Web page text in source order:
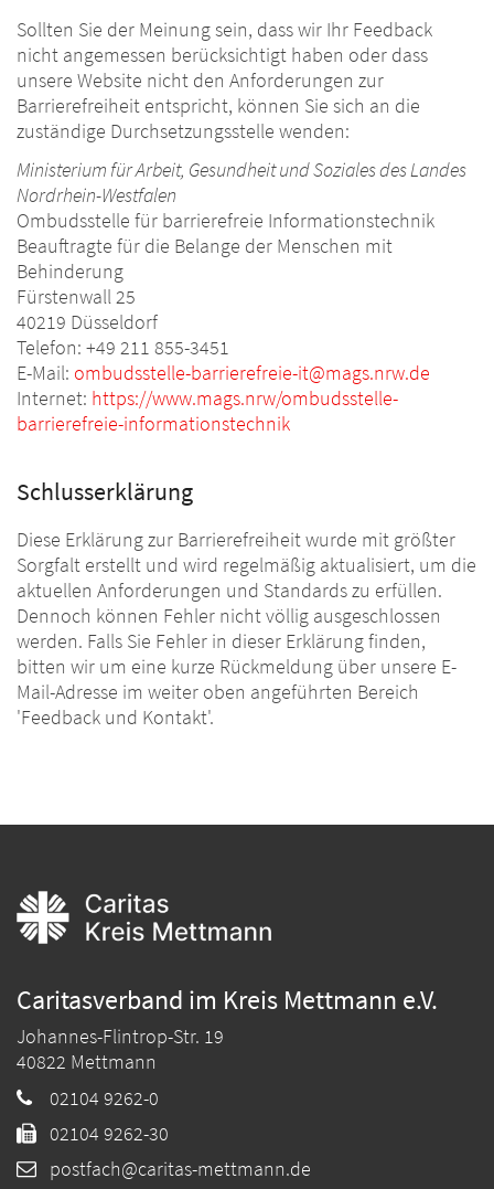
Sollten Sie der Meinung sein, dass wir Ihr Feedback
nicht angemessen berücksichtigt haben oder dass
unsere Website nicht den Anforderungen zur
Barrierefreiheit entspricht, können Sie sich an die
zuständige Durchsetzungsstelle wenden:
Ministerium für Arbeit, Gesundheit und Soziales des Landes
Nordrhein-Westfalen
Ombudsstelle für barrierefreie Informationstechnik
Beauftragte für die Belange der Menschen mit
Behinderung
Fürstenwall 25
40219 Düsseldorf
Telefon: +49 211 855-3451
E-Mail: ombudsstelle-barrierefreie-it@mags.nrw.de
Internet: https://www.mags.nrw/ombudsstelle-
barrierefreie-informationstechnik
Schlusserklärung
Diese Erklärung zur Barrierefreiheit wurde mit größter
Sorgfalt erstellt und wird regelmäßig aktualisiert, um die
aktuellen Anforderungen und Standards zu erfüllen.
Dennoch können Fehler nicht völlig ausgeschlossen
werden. Falls Sie Fehler in dieser Erklärung finden,
bitten wir um eine kurze Rückmeldung über unsere E-
Mail-Adresse im weiter oben angeführten Bereich
'Feedback und Kontakt'.
Caritasverband im Kreis Mettmann e.V.
Johannes-Flintrop-Str. 19
40822 Mettmann
02104 9262-0
02104 9262-30
postfach@caritas-mettmann.de